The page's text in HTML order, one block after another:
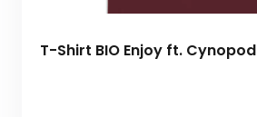
T-Shirt BIO Enjoy ft. Cynopod